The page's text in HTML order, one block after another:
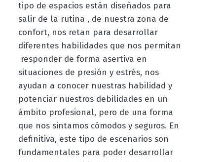
tipo de espacios están diseñados para
salir de la rutina , de nuestra zona de
confort, nos retan para desarrollar
diferentes habilidades que nos permitan
responder de forma asertiva en
situaciones de presión y estrés, nos
ayudan a conocer nuestras habilidad y
potenciar nuestros debilidades en un
ámbito profesional, pero de una forma
que nos sintamos cómodos y seguros. En
definitiva, este tipo de escenarios son
fundamentales para poder desarrollar